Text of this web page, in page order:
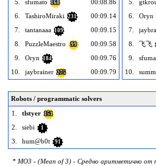
5.
sfumato 168
00:08.86
6.
TashiroMiraki 231
00:09.14
7.
tantanaaa 109
00:09.15
8.
PuzzleMaestro 99
00:09.58
9.
Oryn 184
00:09.76
10.
jaybrainer 275 00:09.79
5.
6.
Oryn
7.
8.
飞飞
9.
10.
Robots / programmatic solvers
1.
tlstyer 151
2. siebi 1
3. hum@b0t 91
* MO3 - (Mean of 3) - Средно аритметично от